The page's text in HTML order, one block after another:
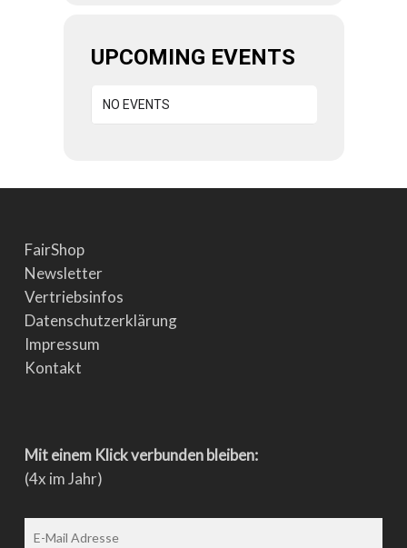
UPCOMING EVENTS
NO EVENTS
FairShop
Newsletter
Vertriebsinfos
Datenschutzerklärung
Impressum
Kontakt
Mit einem Klick verbunden bleiben:
(4x im Jahr)